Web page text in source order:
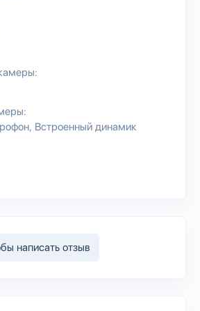
Встроенный динамик
написать отзыв